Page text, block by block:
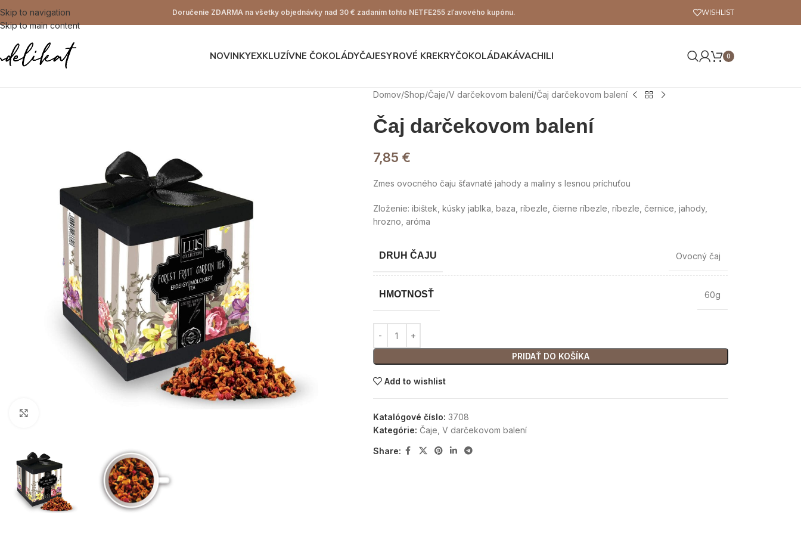
Skip to navigation
Skip to main content
Doručenie ZDARMA na všetky objednávky nad 30 € zadaním tohto NETFE255 zľavového kupónu. WISHLIST
NOVINKYEXKLUZÍVNE ČOKOLÁDYČAJESYROVÉ KREKRYČOKOLÁDAKÁVACHILI 0
Domov Shop Čaje V darčekovom balení Čaj darčekovom balení
Čaj darčekovom balení
7,85 €
Zmes ovocného čaju šťavnaté jahody a maliny s lesnou príchuťou
Zloženie: ibištek, kúsky jablka, baza, ríbezle, čierne ríbezle, ríbezle, černice, jahody,
hrozno, aróma
DRUH ČAJU Ovocný čaj
HMOTNOSŤ 60g
PRIDAŤ DO KOŠÍKA
Add to wishlist
Katalógové číslo: 3708
Kategórie: Čaje V darčekovom balení
Share: